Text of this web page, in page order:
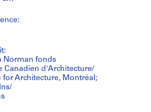
Norman fonds
Canadien d'Architecture/
for Architecture, Montréal;